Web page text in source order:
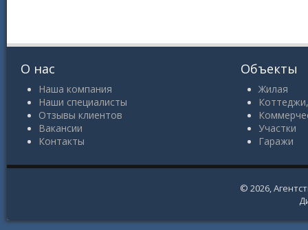
О нас
Наша компания
Наши специалисты
Отзывы клиентов
Вакансии
Контакты
Объекты
Жилая
Участки
Гаражи
© 2026,